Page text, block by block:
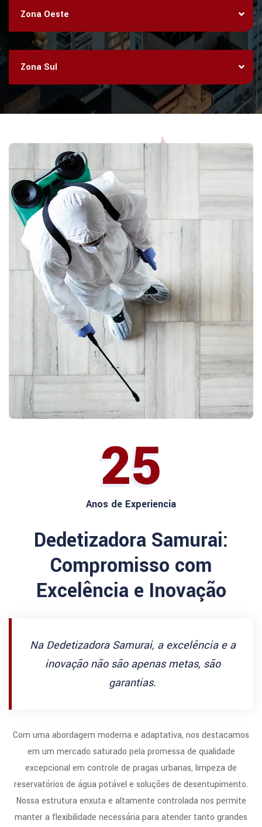
Zona Oeste
Zona Sul
25
Anos de Experiencia
Dedetizadora Samurai:
Compromisso com
Excelência e Inovação
Na Dedetizadora Samurai, a excelência e a
inovação não são apenas metas, são
garantias.
Com uma abordagem moderna e adaptativa, nos destacamos
em um mercado saturado pela promessa de qualidade
excepcional em controle de pragas urbanas, limpeza de
reservatórios de água potável e soluções de desentupimento.
Nossa estrutura enxuta e altamente controlada nos permite
manter a flexibilidade necessária para atender tanto grandes